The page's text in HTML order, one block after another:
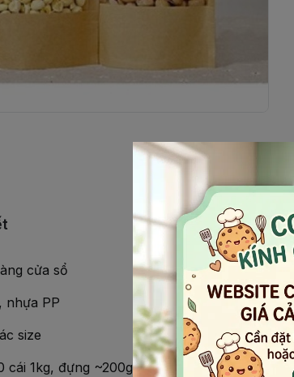
cửa sổ
nhựa PP
size
cái 1kg, đựng ~200g bột